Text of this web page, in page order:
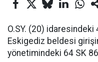
O.SY. (20) idaresindeki
Eskigediz beldesi
yönetimindeki 64 SK